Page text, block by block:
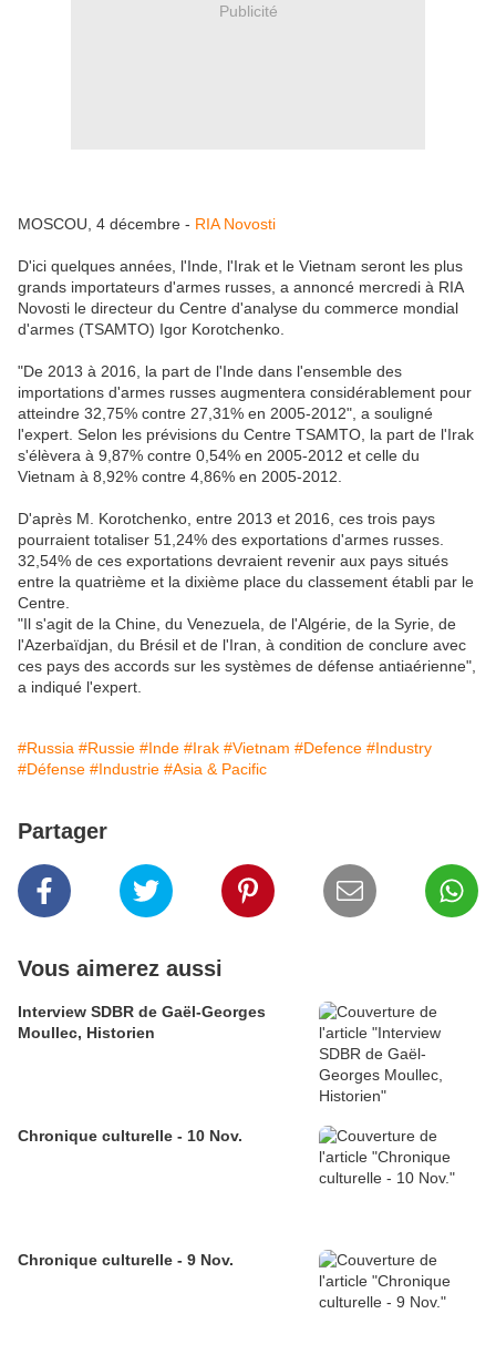
Publicité
MOSCOU, 4 décembre - RIA Novosti
D'ici quelques années, l'Inde, l'Irak et le Vietnam seront les plus
grands importateurs d'armes russes, a annoncé mercredi à RIA
Novosti le directeur du Centre d'analyse du commerce mondial
d'armes (TSAMTO) Igor Korotchenko.
"De 2013 à 2016, la part de l'Inde dans l'ensemble des
importations d'armes russes augmentera considérablement pour
atteindre 32,75% contre 27,31% en 2005-2012", a souligné
l'expert. Selon les prévisions du Centre TSAMTO, la part de l'Irak
s'élèvera à 9,87% contre 0,54% en 2005-2012 et celle du
Vietnam à 8,92% contre 4,86% en 2005-2012.
D'après M. Korotchenko, entre 2013 et 2016, ces trois pays
pourraient totaliser 51,24% des exportations d'armes russes.
32,54% de ces exportations devraient revenir aux pays situés
entre la quatrième et la dixième place du classement établi par le
Centre.
"Il s'agit de la Chine, du Venezuela, de l'Algérie, de la Syrie, de
l'Azerbaïdjan, du Brésil et de l'Iran, à condition de conclure avec
ces pays des accords sur les systèmes de défense antiaérienne",
a indiqué l'expert.
#Russia #Russie #Inde #Irak #Vietnam #Defence #Industry
#Défense #Industrie #Asia & Pacific
Partager
Vous aimerez aussi
Interview SDBR de Gaël-Georges
Moullec, Historien
Chronique culturelle - 10 Nov.
Chronique culturelle - 9 Nov.